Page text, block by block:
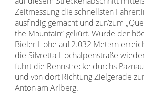
Zeitmessung die schnellsten
ausfindig gemacht und zur/zum
the Mountain“ gekürt. Wurde der
Bieler Höhe auf 2.032 Metern
die Silvretta Hochalpenstraße
führt die Rennstrecke durchs
und von dort Richtung Zielgerade
Anton am Arlberg.